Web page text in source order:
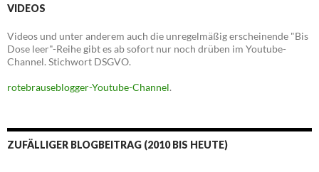
VIDEOS
Videos und unter anderem auch die unregelmäßig erscheinende "Bis
Dose leer"-Reihe gibt es ab sofort nur noch drüben im Youtube-
Channel. Stichwort DSGVO.
rotebrauseblogger-Youtube-Channel.
ZUFÄLLIGER BLOGBEITRAG (2010 BIS HEUTE)